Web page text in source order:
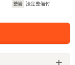
整備
法定整備付